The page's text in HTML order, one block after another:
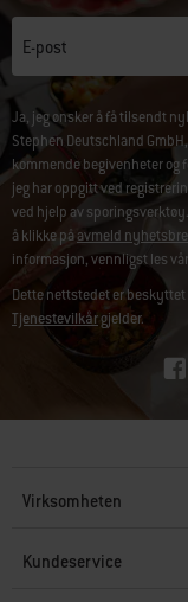
E-post
Ja, jeg ønsker å få tilsendt
Stephen Deutschland
kommende begivenheter og
jeg har oppgitt ved
ved hjelp av
å klikke påavmeld
informasjon, vennligst les
Dette nettstedet er beskyttet
Tjenestevilkårgjelder.
Virksomheten
Kundeservice